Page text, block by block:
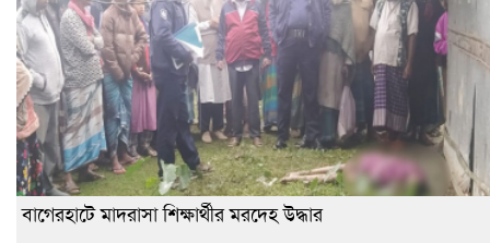
বাগেরহাটে মাদরাসা শিক্ষার্থীর মরদেহ উদ্ধার